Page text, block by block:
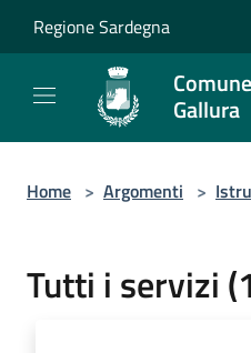
Regione Sardegna
Gallura
Home > Argomenti >
Tutti i servizi